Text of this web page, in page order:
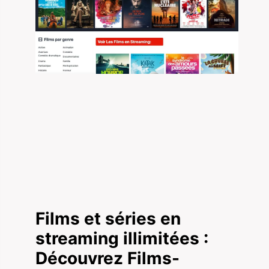
Films et séries en
streaming illimitées :
Découvrez Films-